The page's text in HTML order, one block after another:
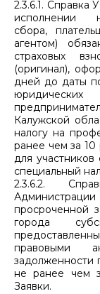
2.3.6.1.
исполнении
сбора,
агентом)
страховых
(оригинал),
дней до даты
Калужской
налогу на
ранее чем за
для
специальный
2.3.6.2.
просроченной
города
правовыми
задолженности
не ранее чем
Заявки.